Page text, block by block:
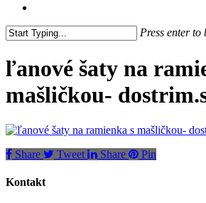
Press enter to
Search
ľanové šaty na
mašličkou-
Share Tweet Share Pin
Kontakt